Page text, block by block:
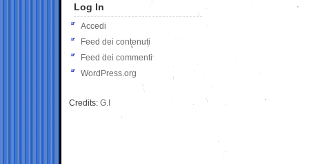
Log In
Accedi
Feed dei contenuti
Feed dei commenti
WordPress.org
Credits: G.I